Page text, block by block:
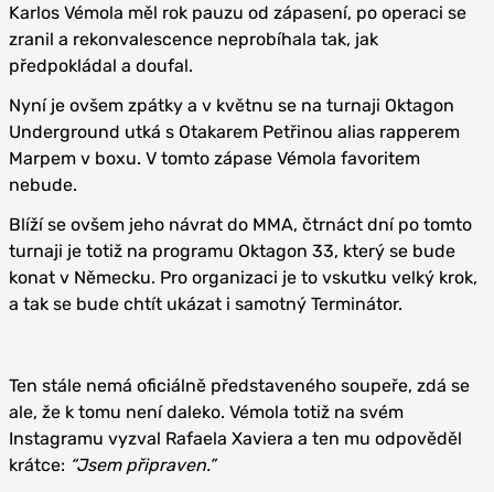
Karlos Vémola měl rok pauzu od zápasení, po operaci se
zranil a rekonvalescence neprobíhala tak, jak
předpokládal a doufal.
Nyní je ovšem zpátky a v květnu se na turnaji Oktagon
Underground utká s Otakarem Petřinou alias rapperem
Marpem v boxu. V tomto zápase Vémola favoritem
nebude.
Blíží se ovšem jeho návrat do MMA, čtrnáct dní po tomto
turnaji je totiž na programu Oktagon 33, který se bude
konat v Německu. Pro organizaci je to vskutku velký krok,
a tak se bude chtít ukázat i samotný Terminátor.
Ten stále nemá oficiálně představeného soupeře, zdá se
ale, že k tomu není daleko. Vémola totiž na svém
Instagramu vyzval Rafaela Xaviera a ten mu odpověděl
krátce: “Jsem připraven.”